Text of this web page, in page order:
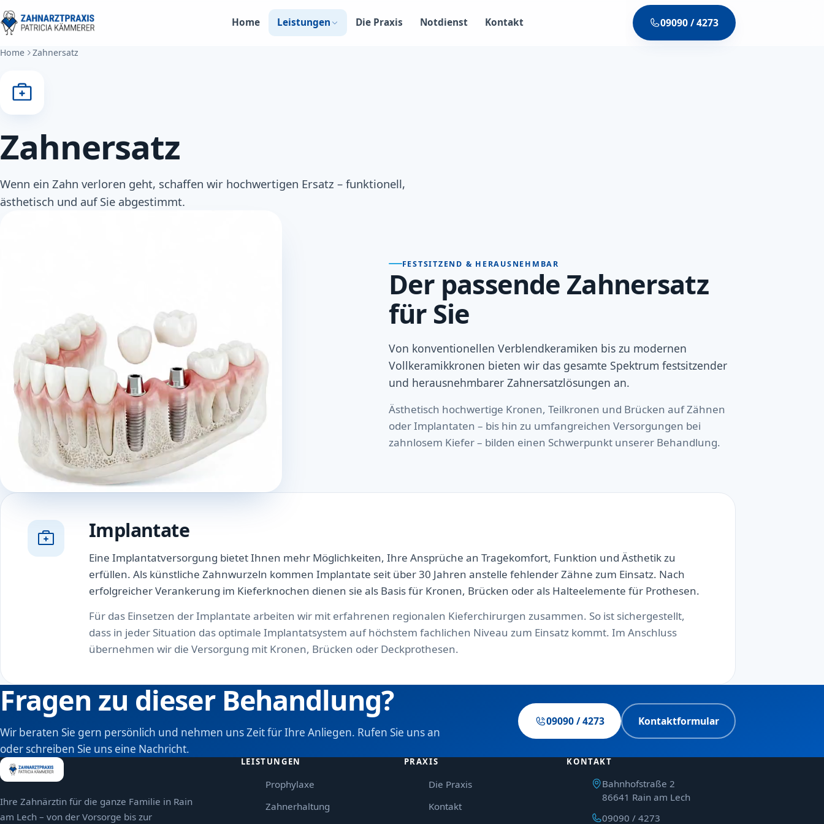
Home Leistungen Die Praxis Notdienst Kontakt 09090 / 4273
Home Zahnersatz
Zahnersatz
Wenn ein Zahn verloren geht, schaffen wir hochwertigen Ersatz – funktionell,
ästhetisch und auf Sie abgestimmt.
FESTSITZEND & HERAUSNEHMBAR
Der passende Zahnersatz
für Sie
Von konventionellen Verblendkeramiken bis zu modernen
Vollkeramikkronen bieten wir das gesamte Spektrum festsitzender
und herausnehmbarer Zahnersatzlösungen an.
Ästhetisch hochwertige Kronen, Teilkronen und Brücken auf Zähnen
oder Implantaten – bis hin zu umfangreichen Versorgungen bei
zahnlosem Kiefer – bilden einen Schwerpunkt unserer Behandlung.
Implantate
Eine Implantatversorgung bietet Ihnen mehr Möglichkeiten, Ihre Ansprüche an Tragekomfort, Funktion und Ästhetik zu
erfüllen. Als künstliche Zahnwurzeln kommen Implantate seit über 30 Jahren anstelle fehlender Zähne zum Einsatz. Nach
erfolgreicher Verankerung im Kieferknochen dienen sie als Basis für Kronen, Brücken oder als Halteelemente für Prothesen.
Für das Einsetzen der Implantate arbeiten wir mit erfahrenen regionalen Kieferchirurgen zusammen. So ist sichergestellt,
dass in jeder Situation das optimale Implantatsystem auf höchstem fachlichen Niveau zum Einsatz kommt. Im Anschluss
übernehmen wir die Versorgung mit Kronen, Brücken oder Deckprothesen.
Fragen zu dieser Behandlung?
Wir beraten Sie gern persönlich und nehmen uns Zeit für Ihre Anliegen. Rufen Sie uns an
oder schreiben Sie uns eine Nachricht.
09090 / 4273 Kontaktformular
Ihre Zahnärztin für die ganze Familie in Rain
am Lech – von der Vorsorge bis zur
LEISTUNGEN
Prophylaxe
Zahnerhaltung
PRAXIS
Die Praxis
Kontakt
KONTAKT
Bahnhofstraße 2
86641 Rain am Lech
09090 / 4273